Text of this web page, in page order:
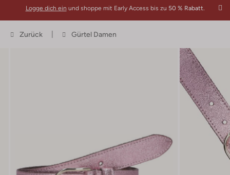
Logge dich ein und shoppe mit Early Access bis zu 50 % Rabatt.
Zurück Gürtel Damen